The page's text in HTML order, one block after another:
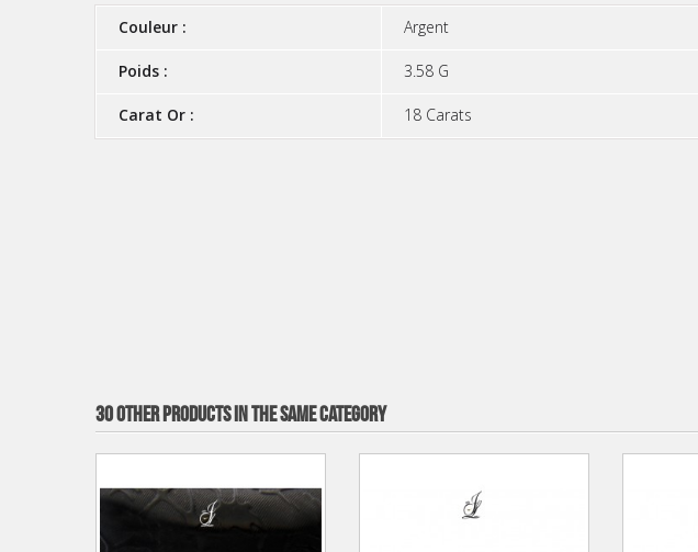
Couleur : Argent
Poids : 3.58 G
Carat Or : 18 Carats
30 OTHER PRODUCTS IN THE SAME CATEGORY